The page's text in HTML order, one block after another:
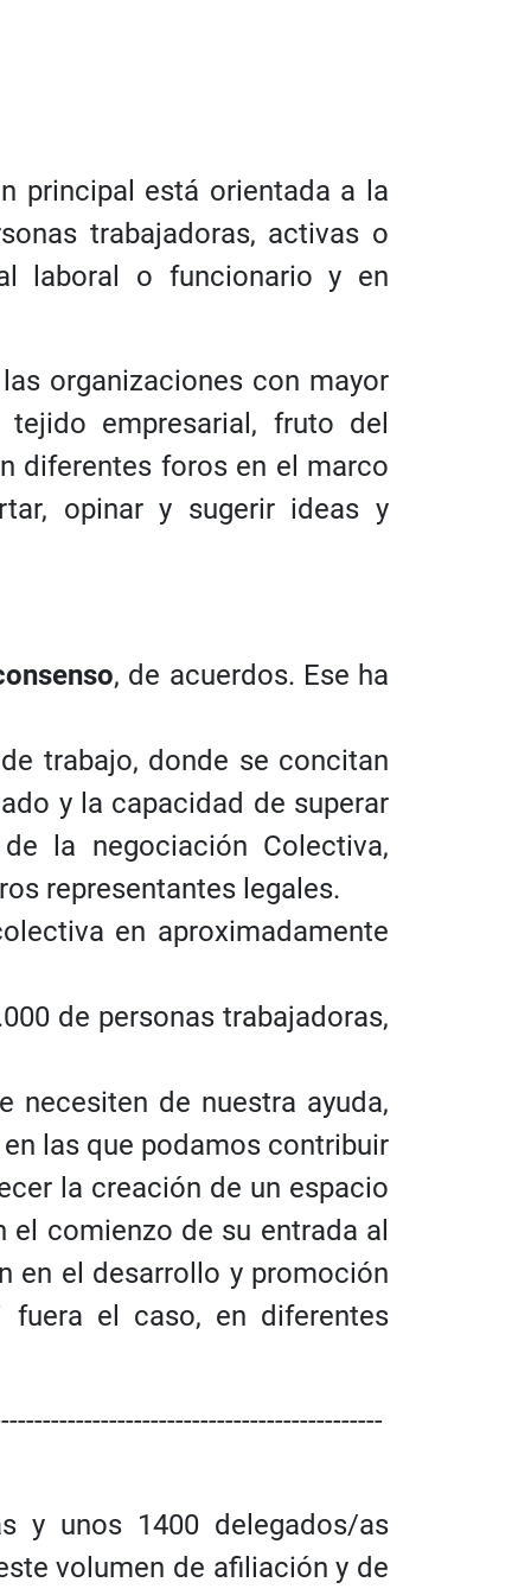
principal está orientada a la
trabajadoras, activas o
laboral o funcionario y en
organizaciones con mayor
empresarial, fruto del
diferentes foros en el marco
opinar y sugerir ideas y
, de acuerdos. Ese ha
trabajo, donde se concitan
y la capacidad de superar
la negociación Colectiva,
representantes legales.
en aproximadamente
de personas trabajadoras,
necesiten de nuestra ayuda,
las que podamos contribuir
la creación de un espacio
comienzo de su entrada al
en el desarrollo y promoción
el caso, en diferentes
y unos 1400 delegados/as
volumen de afiliación y de